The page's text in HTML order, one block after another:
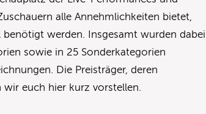
alle Annehmlichkeiten bietet,
werden. Insgesamt wurden dabei
sowie in 25 Sonderkategorien
Die Preisträger, deren
euch hier kurz vorstellen.